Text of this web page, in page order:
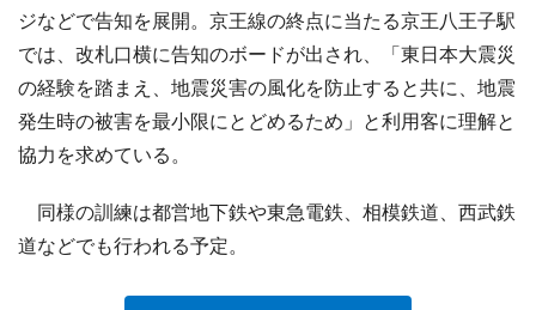
ジなどで告知を展開。京王線の終点に当たる京王八王子駅
では、改札口横に告知のボードが出され、「東日本大震災
の経験を踏まえ、地震災害の風化を防止すると共に、地震
発生時の被害を最小限にとどめるため」と利用客に理解と
協力を求めている。
同様の訓練は都営地下鉄や東急電鉄、相模鉄道、西武鉄
道などでも行われる予定。